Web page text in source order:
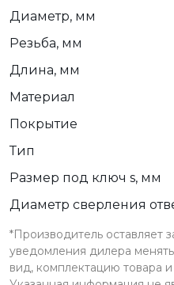
Диаметр, мм
Резьба, мм
Длина, мм
Материал
Покрытие
Тип
Размер под ключ s, мм
Диаметр сверления
*Производитель оставляет
уведомления дилера
вид, комплектацию товара